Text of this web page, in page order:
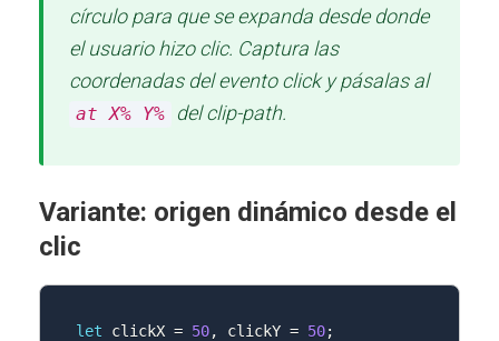
círculo para que se expanda desde donde
el usuario hizo clic. Captura las
coordenadas del evento click y pásalas al
at X% Y% del clip-path.
Variante: origen dinámico desde el
clic
let clickX = 50, clickY = 50;